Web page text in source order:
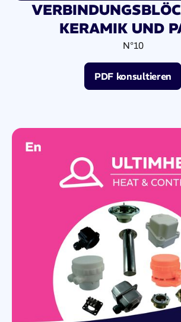
KERAMIK UND
N°10
PDF konsultieren